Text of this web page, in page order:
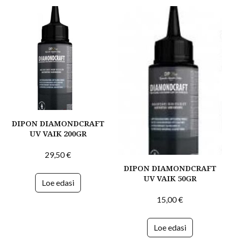
DIPON DIAMONDCRAFT
UV VAIK 200GR
29,50€
Loe edasi
DIPON DIAMONDCRAFT
UV VAIK 50GR
15,00€
Loe edasi